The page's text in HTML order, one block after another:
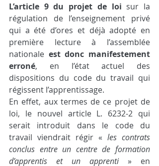
L’article 9 du projet de loi sur la
régulation de l’enseignement privé
qui a été d’ores et déjà adopté en
première lecture à l’assemblée
nationale est donc manifestement
erroné, en l’état actuel des
dispositions du code du travail qui
régissent l’apprentissage.
En effet, aux termes de ce projet de
loi, le nouvel article L. 6232-2 qui
serait introduit dans le code du
travail viendrait régir « les contrats
conclus entre un centre de formation
d’apprentis et un apprenti » en